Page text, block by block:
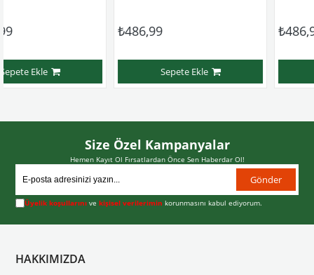
Size Özel Kampanyalar
Hemen Kayıt Ol Fırsatlardan Önce Sen Haberdar Ol!
Gönder
Üyelik koşullarını vekişisel verilerimin korunmasını kabul ediyorum.
HAKKIMIZDA